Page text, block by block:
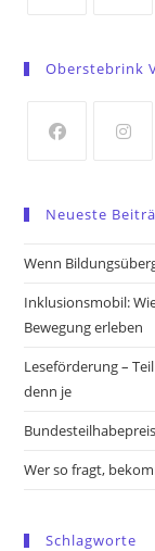
a
tab
tab
Oberstebrink
a
new
new
Neueste
Wenn
Inklusionsmobil:
Bewegung erleben
Leseförderung –
denn je
Wer so fragt,
Schlagworte